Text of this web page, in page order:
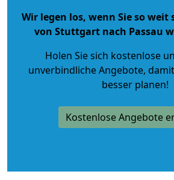
Wir legen los, wenn Sie so weit
von Stuttgart nach Passau
Holen Sie sich kostenlose
unverbindliche Angebote,
besser planen!
Kostenlose Angebote